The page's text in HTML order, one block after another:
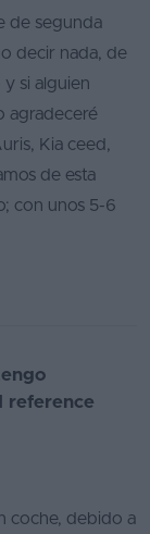
de segunda
decir nada, de
si alguien
agradeceré
Kia ceed,
de esta
con unos 5-6
reference
coche, debido a